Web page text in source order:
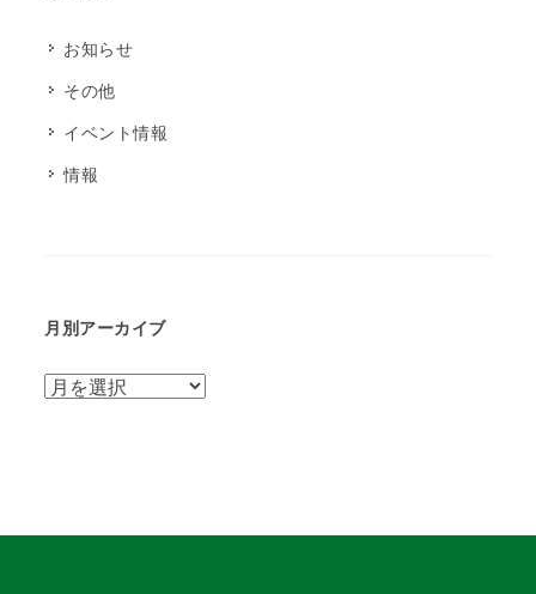
お知らせ
その他
イベント情報
情報
月別アーカイブ
月
ブ